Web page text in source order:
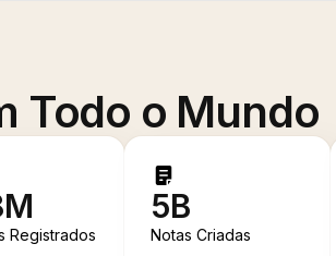
Todo o Mundo
Registrados
5B
Notas Criadas